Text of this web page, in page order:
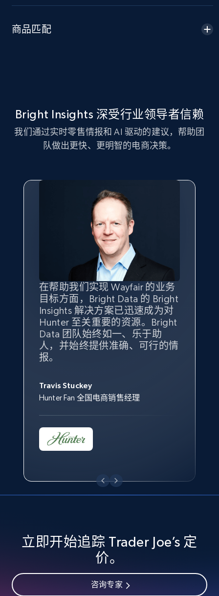
Amazon sellers info
Seller id, URL, Seller name, Description, Detailed
info, Stars, Feedbacks, Return policy, and more.
eBay
URL, Product id, Title, Seller name, Seller rating,
Seller reviews, Breadcrumbs, Root category, and
eBay - Gather data on products using
specified keywords
URL, Product id, Title, Seller name, Seller rating,
Seller reviews, Breadcrumbs, Root category, and
2.5K+ 359+ 立即开始
eBay - Collect products from shops on eBay
URL, Product id, Title, Seller name, Seller rating,
eBay - Collect records by category
Seller reviews, Breadcrumbs, Root category, and
URL, Product id, Title, Product description,
Rating, Reviews count, Images, Variations, and
商品匹配
Bright Insights 深受行业领导者信赖
我们通过实时零售情报和 AI 驱动的建议，帮助团
队做出更快、更明智的电商决策。
在帮助我们实现 Wayfair 的业务
目标方面，Bright Data 的 Bright
Insights 解决方案已迅速成为对
Hunter 至关重要的资源。Bright
Data 团队始终如一、乐于助
人，并始终提供准确、可行的情
报。
Travis Stuckey
Hunter Fan 全国电商销售经理
Bright Insights 的数据极大地支
持了我们公司的目标。每个产品
类别的市场份额帮助我们以主要
竞争对手为基准，而供应商的销
售情况则从战术上帮助我们的营
销团队扩大产品种类。
Overstock 的客户战略与洞察总监
我们之所以选择 Bright
Insights，是因为它能够跟踪销
售情况，并绘制对我们业务至关
重要的竞争产品类别图。
Yael Fridman
Keter 的市场总监
借助 Bright Data 的解决方案，
我们获得了对市场领域、产品、
竞争格局以及消费者行为趋势的
独特且全面的洞察。
Beverly Taylor
Kingston Brass, Inc. 商品规划总监
立即开始追踪 Trader Joe’s 定
价。
咨询专家